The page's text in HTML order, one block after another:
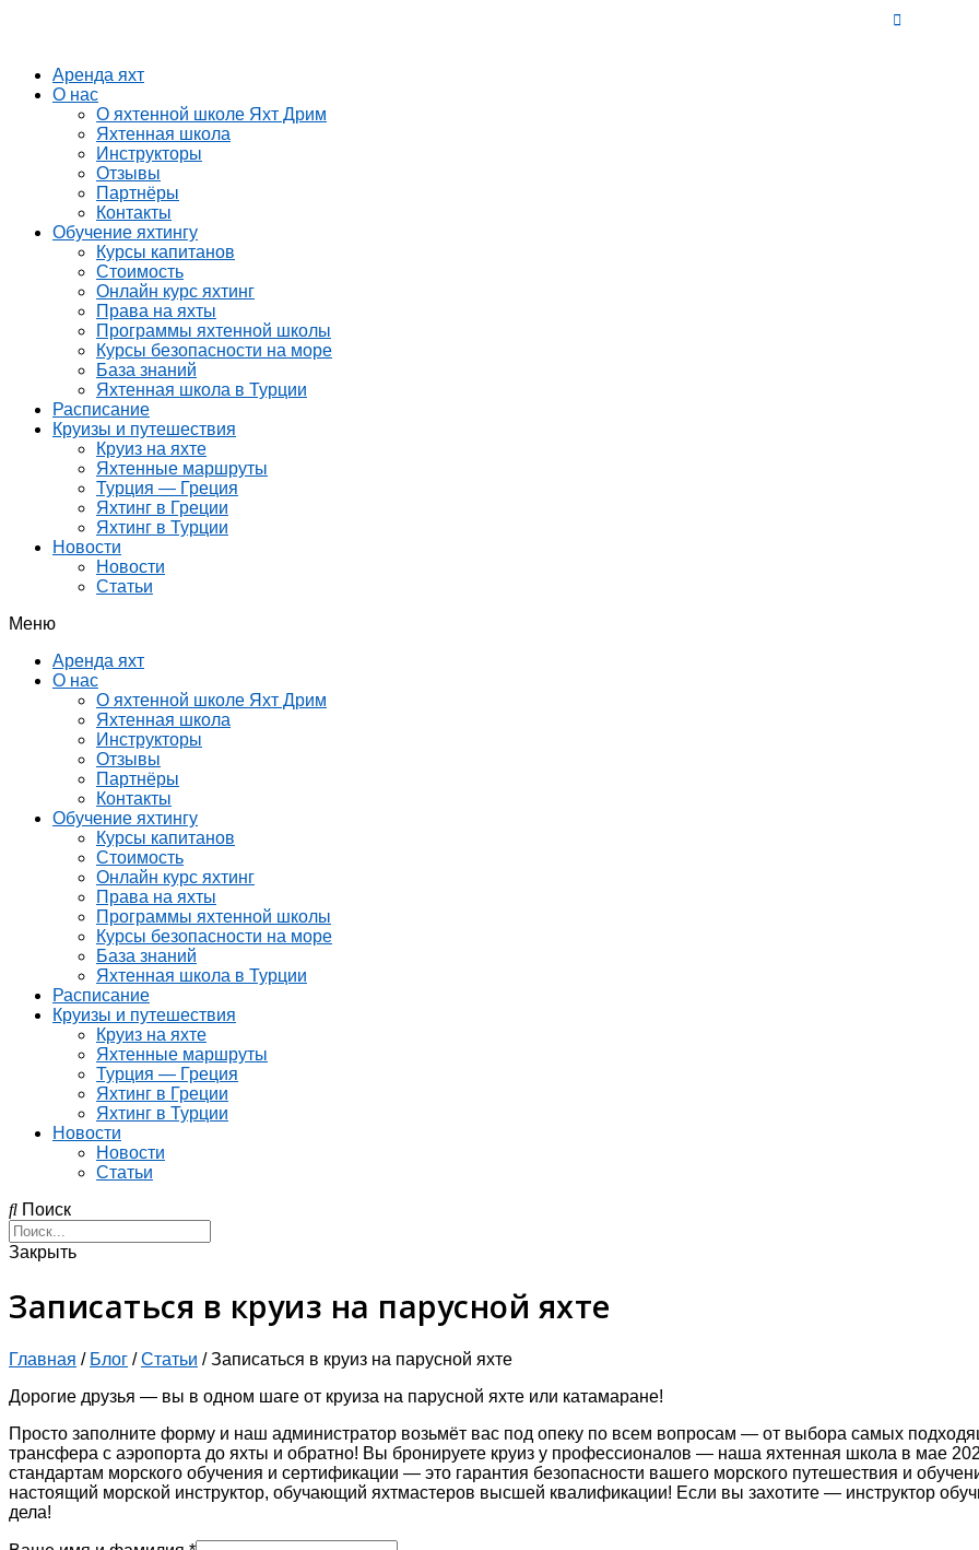
Аренда яхт
О нас
О яхтенной школе Яхт Дрим
Яхтенная школа
Инструкторы
Отзывы
Партнёры
Контакты
Обучение яхтингу
Курсы капитанов
Стоимость
Онлайн курс яхтинг
Права на яхты
Программы яхтенной школы
Курсы безопасности на море
База знаний
Яхтенная школа в Турции
Расписание
Круизы и путешествия
Круиз на яхте
Яхтенные маршруты
Турция — Греция
Яхтинг в Греции
Яхтинг в Турции
Новости
Новости
Статьи
Меню
Аренда яхт
О нас
О яхтенной школе Яхт Дрим
Яхтенная школа
Инструкторы
Отзывы
Партнёры
Контакты
Обучение яхтингу
Курсы капитанов
Стоимость
Онлайн курс яхтинг
Права на яхты
Программы яхтенной школы
Курсы безопасности на море
База знаний
Яхтенная школа в Турции
Расписание
Круизы и путешествия
Круиз на яхте
Яхтенные маршруты
Турция — Греция
Яхтинг в Греции
Яхтинг в Турции
Новости
Новости
Статьи
Поиск
Закрыть
Записаться в круиз на парусной яхте
Главная / Блог /Статьи /Записаться в круиз на парусной яхте
Дорогие друзья — вы в одном шаге от круиза на парусной яхте или катамаране!
Просто заполните форму и наш администратор возьмёт вас под опеку по всем вопросам — от выбора самых
трансфера с аэропорта до яхты и обратно! Вы бронируете круиз у профессионалов — наша яхтенная школа в мае
стандартам морского обучения и сертификации — это гарантия безопасности вашего морского путешествия и
настоящий морской инструктор, обучающий яхтмастеров высшей квалификации! Если вы захотите — инструктор
дела!